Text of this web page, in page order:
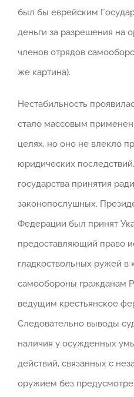
был бы еврейским
деньги за разрешения на
членов отрядов
же картина).
Нестабильность
стало массовым
целях, но оно не влекло
юридических
государства принятия
законопослушных.
Федерации был принят
предоставляющий право
гладкоствольных ружей в
самообороны гражданам
ведущим крестьянское
Следовательно выводы
наличия у осужденных
действий, связанных с
оружием без